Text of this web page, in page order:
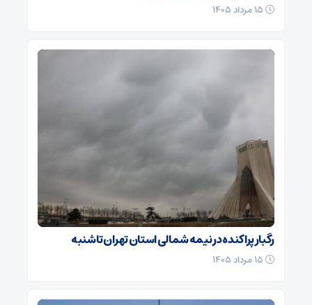
رگبار پراکنده در نیمه شمالی استان تهران تا شنبه